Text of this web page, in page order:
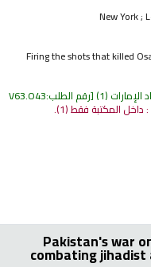
New York ;
Firing the shots that killed
الإمارات (1) رقم الطلب:V63.O43
: داخل المكتبة فقط(1).
Pakistan's war
combating